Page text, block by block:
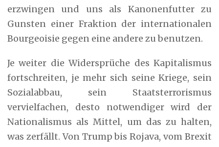
erzwingen und uns als Kanonenfutter zu
Gunsten einer Fraktion der internationalen
Bourgeoisie gegen eine andere zu benutzen.
Je weiter die Widersprüche des Kapitalismus
fortschreiten, je mehr sich seine Kriege, sein
Sozialabbau, sein Staatsterrorismus
vervielfachen, desto notwendiger wird der
Nationalismus als Mittel, um das zu halten,
was zerfällt. Von Trump bis Rojava, vom Brexit